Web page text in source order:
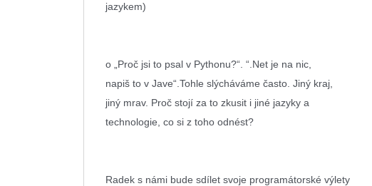
jazykem)
o „Proč jsi to psal v Pythonu?“. “.Net je na nic,
napiš to v Jave“.Tohle slýcháváme často. Jiný kraj,
jiný mrav. Proč stojí za to zkusit i jiné jazyky a
technologie, co si z toho odnést?
Radek s námi bude sdílet svoje programátorské výlety